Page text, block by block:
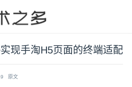
实现手淘H5页面的终端适配
原文